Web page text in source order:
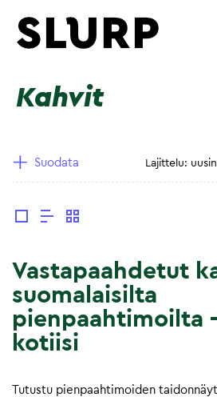
Kahvit
Suodata
Vastapaahdetut
suomalaisilta
pienpaahtimoilta
kotiisi
Tutustu pienpaahtimoiden